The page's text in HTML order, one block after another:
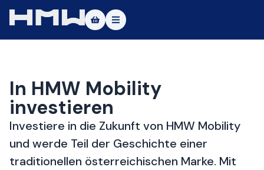
Über uns
Fahrzeuge
Testfahrt
Service
In HMW Mobility
investieren
Investiere in die Zukunft von HMW Mobility
und werde Teil der Geschichte einer
traditionellen österreichischen Marke. Mit